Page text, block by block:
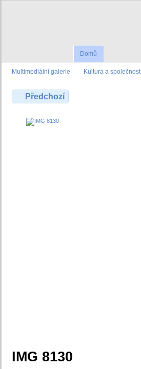
.
Domů
Multimediální galerie Kultura a společnost
Předchozí
IMG 8130